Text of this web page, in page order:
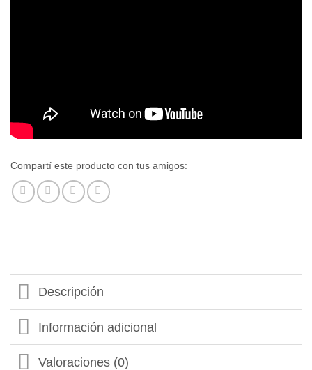
Compartí este producto con tus amigos:
Descripción
Información adicional
Valoraciones (0)